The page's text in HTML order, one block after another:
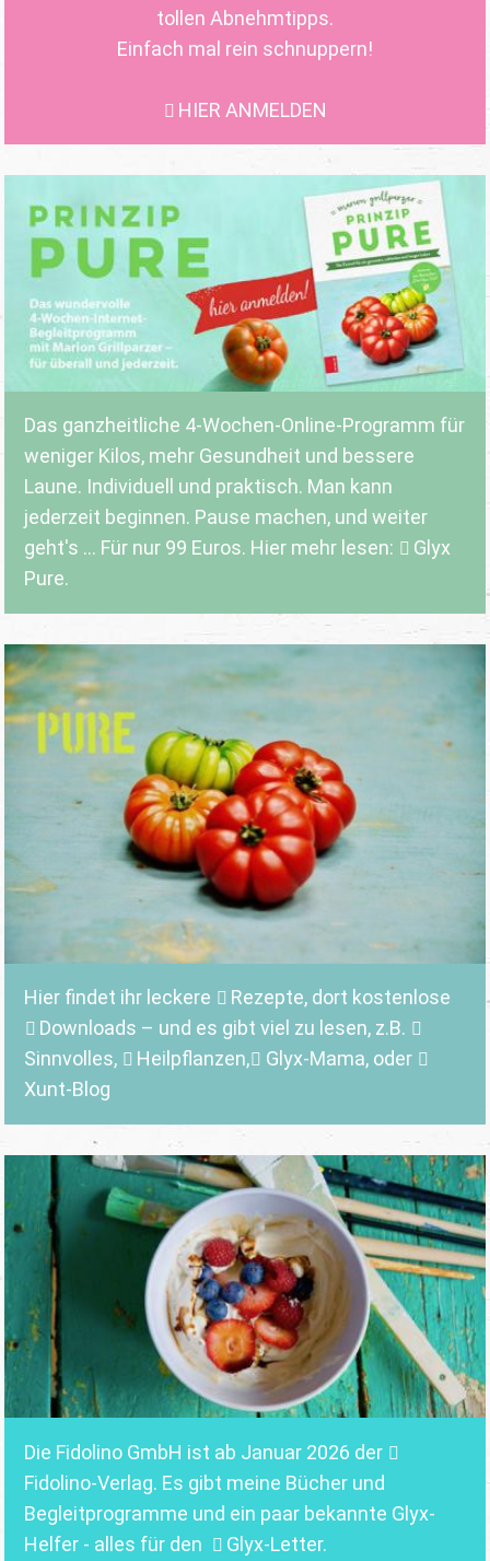
tollen Abnehmtipps.
Einfach mal rein schnuppern!
HIER ANMELDEN
Das ganzheitliche 4-Wochen-Online-Programm für
weniger Kilos, mehr Gesundheit und bessere
Laune. Individuell und praktisch. Man kann
jederzeit beginnen. Pause machen, und weiter
geht's ... Für nur 99 Euros. Hier mehr lesen:
Glyx
Pure.
Hier findet ihr leckere Rezepte, dort kostenlose
Downloads – und es gibt viel zu lesen, z.B.
Sinnvolles, Heilpflanzen, Glyx-Mama,oder
Xunt-Blog
Die Fidolino GmbH ist ab Januar 2026 der
Fidolino-Verlag. Es gibt meine Bücher und
Begleitprogramme und ein paar bekannte Glyx-
Helfer - alles für den
Glyx-Letter.